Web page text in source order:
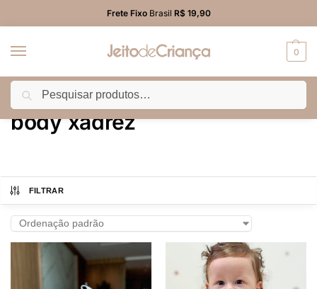
Frete FixoBrasil R$ 19,90
0
Início Produtos marcados com a tag “body xadrez”
body xadrez
FILTRAR